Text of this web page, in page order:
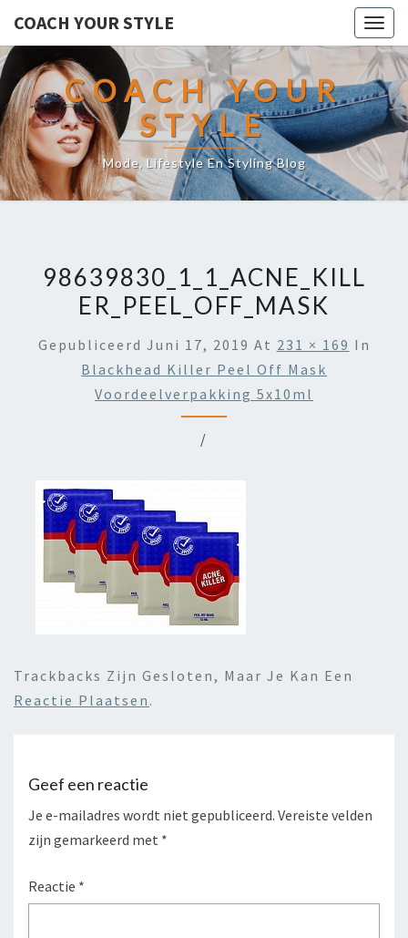
COACH YOUR STYLE
COACH YOUR
STYLE
Mode, Lifestyle En Styling Blog
98639830_1_1_ACNE_KILL
ER_PEEL_OFF_MASK
Gepubliceerd Juni 17, 2019 At 231 × 169 In
Blackhead Killer Peel Off Mask
Voordeelverpakking 5x10ml
/
Trackbacks Zijn Gesloten, Maar Je Kan Een
Reactie Plaatsen .
Geef een reactie
Je e-mailadres wordt niet gepubliceerd. Vereiste velden
zijn gemarkeerd met *
Reactie *